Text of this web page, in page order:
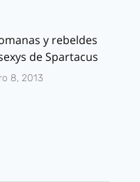
y rebeldes
de Spartacus
8, 2013